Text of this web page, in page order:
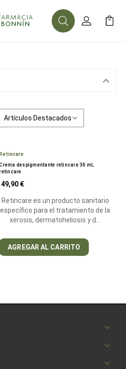
BuscarMi Cuenta
Mi
Retincare
despigmentante retincare 30 mL
49,90 €
Retincare es un producto sanitario
específico para el tratamiento de la
xerosis, dermatoheliosis y d…
AGREGAR AL CARRITO